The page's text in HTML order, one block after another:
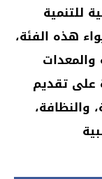
للتنمية
هذه الفئة،
على تقديم